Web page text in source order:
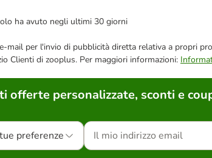
ha avuto negli ultimi 30 giorni
per l'invio di pubblicità diretta relativa a propri
Clienti di zooplus. Per maggiori informazioni:
offerte personalizzate, sconti e
preferenze